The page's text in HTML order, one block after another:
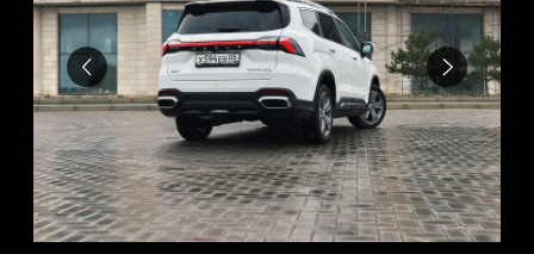
Geely Okavango
7 300 .- 7 800 .-